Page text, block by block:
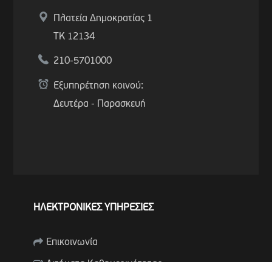
Πλατεία Δημοκρατίας 1
ΤΚ 12134
210-5701000
Εξυπηρέτηση κοινού:
Δευτέρα - Παρασκευή
ΗΛΕΚΤΡΟΝΙΚΕΣ ΥΠΗΡΕΣΙΕΣ
Επικοινωνία